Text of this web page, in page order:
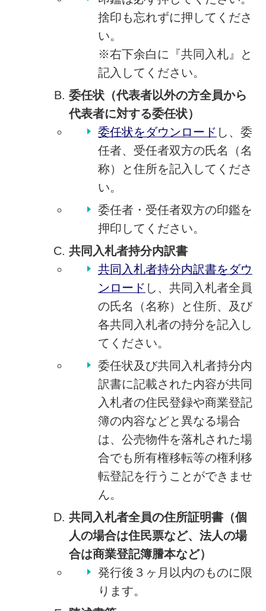
捨印も忘れずに押してくださ
い。
※右下余白に『共同入札』と
記入してください。
委任状（代表者以外の方全員から
代表者に対する委任状）
委任状をダウンロード し、委
任者、受任者双方の氏名（名
称）と住所を記入してくださ
い。
委任者・受任者双方の印鑑を
押印してください。
共同入札者持分内訳書
共同入札者持分内訳書をダウ
ンロード し、共同入札者全員
の氏名（名称）と住所、及び
各共同入札者の持分を記入し
てください。
委任状及び共同入札者持分内
訳書に記載された内容が共同
入札者の住民登録や商業登記
簿の内容などと異なる場合
は、公売物件を落札された場
合でも所有権移転等の権利移
転登記を行うことができませ
ん。
共同入札者全員の住所証明書（個
人の場合は住民票など、法人の場
合は商業登記簿謄本など）
発行後３ヶ月以内のものに限
ります。